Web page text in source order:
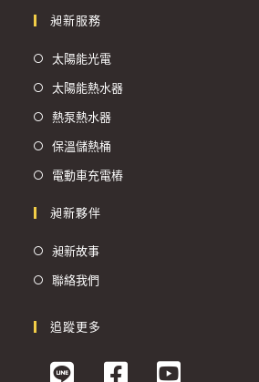
昶新服務
太陽能光電
太陽能熱水器
熱泵熱水器
保溫儲熱桶
電動車充電樁
昶新夥伴
昶新故事
聯絡我們
追蹤更多